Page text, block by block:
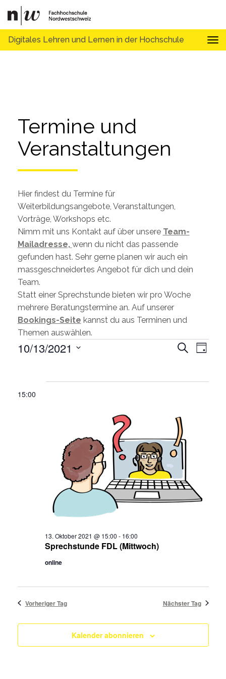
Digitales Lehren und Lernen in der Hochschule
Termine und
Veranstaltungen
Hier findest du Termine für
Weiterbildungsangebote, Veranstaltungen,
Vorträge, Workshops etc.
Nimm mit uns Kontakt auf über unsere Team-
Mailadresse, wenn du nicht das passende
gefunden hast. Sehr gerne planen wir auch ein
massgeschneidertes Angebot für dich und dein
Team.
Statt einer Sprechstunde bieten wir pro Woche
mehrere Beratungstermine an. Auf unserer
Bookings-Seite kannst du aus Terminen und
Themen auswählen.
for
Oktober
Such-
Suche
Tag
10/13/2021
15:00
Sprechstunde FDL (Mittwoch)
13. Oktober 2021 @ 15:00 - 16:00
online
Vorheriger Tag Nächster Tag
Kalender abonnieren